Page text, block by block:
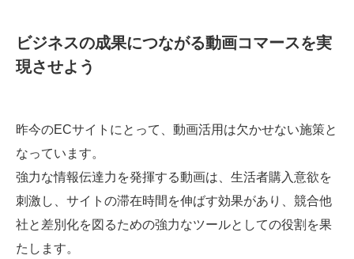
ビジネスの成果につながる動画コマースを実
現させよう
昨今のECサイトにとって、動画活用は欠かせない施策と
なっています。
強力な情報伝達力を発揮する動画は、生活者購入意欲を
刺激し、サイトの滞在時間を伸ばす効果があり、競合他
社と差別化を図るための強力なツールとしての役割を果
たします。